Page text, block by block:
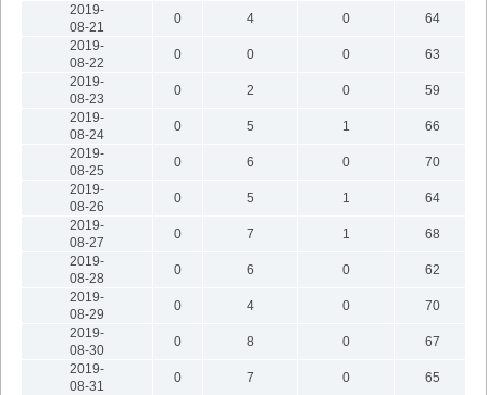
2019-
08-21
0 4 0
64
2019-
08-22
0 0 0
63
2019-
08-23
0 2 0
59
2019-
08-24
0 5 1
66
2019-
08-25
0 6 0
70
2019-
08-26
0 5 1
64
2019-
08-27
0 7 1
68
2019-
08-28
0 6 0
62
2019-
08-29
0 4 0
70
2019-
08-30
0 8 0
67
2019-
08-31
0 7 0
65